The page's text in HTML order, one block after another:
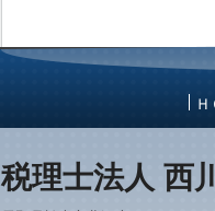
Ｈ
税理士法人 西